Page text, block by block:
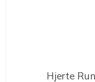
Hjerte